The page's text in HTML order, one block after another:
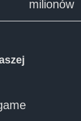
milionów